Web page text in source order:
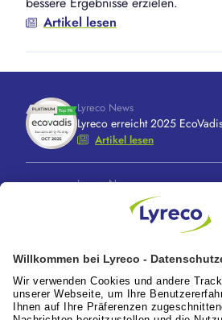
Artikel lesen
Lyreco News
Lyreco erreicht 2025
Artikel lesen
Lyreco News
Lyreco feiert 100 Jahre “A
Delivered."
Lyreco News
Lyreco Partner Convention
Branchentreff mit Zukunftskraft